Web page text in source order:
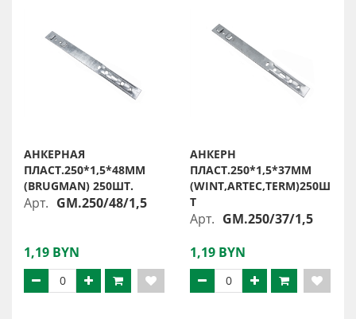
АНКЕРНАЯ
ПЛАСТ.250*1,5*48ММ
(BRUGMAN) 250ШТ.
Арт. GM.250/48/1,5
1,19 BYN
АНКЕРН
ПЛАСТ.250*1,5*37ММ
(WINT,ARTEC,TERM)250Ш
Т
Арт. GM.250/37/1,5
1,19 BYN